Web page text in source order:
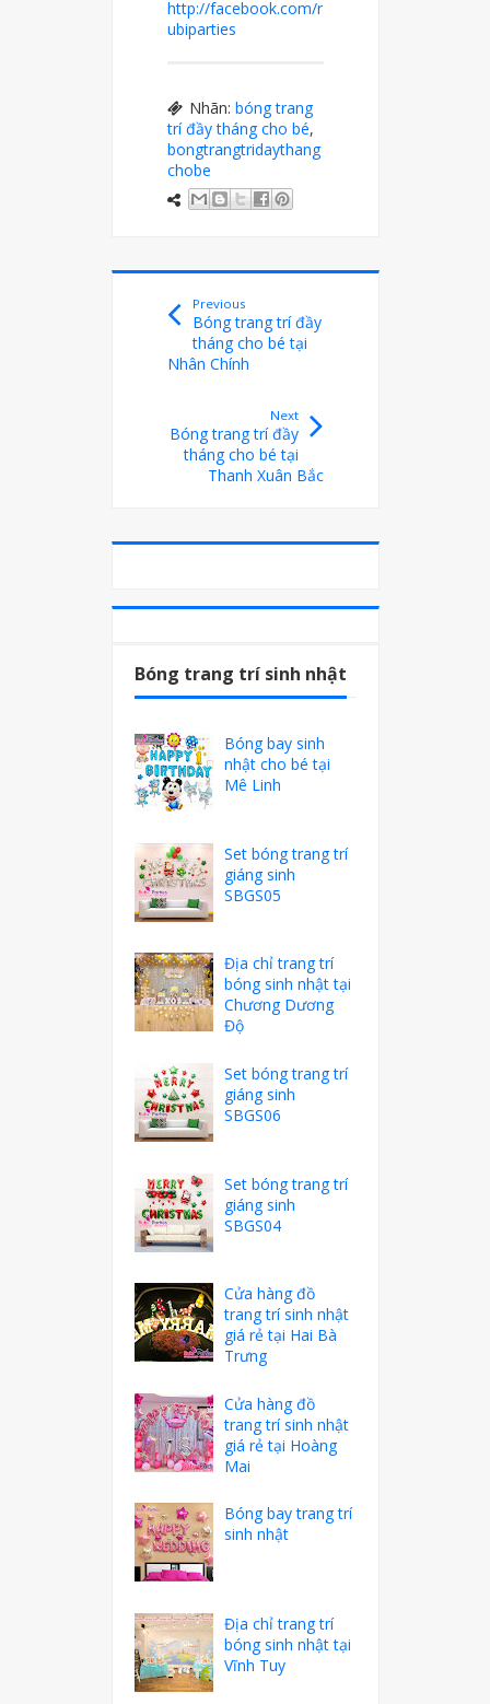
http://facebook.com/r
ubiparties
Nhãn: bóng trang
trí đầy tháng cho bé,
bongtrangtridaythang
chobe
Previous
Bóng trang trí đầy
tháng cho bé tại
Nhân Chính
Next
Bóng trang trí đầy
tháng cho bé tại
Thanh Xuân Bắc
Bóng trang trí sinh nhật
Bóng bay sinh
nhật cho bé tại
Mê Linh
Set bóng trang trí
giáng sinh
SBGS05
Địa chỉ trang trí
bóng sinh nhật tại
Chương Dương
Độ
Set bóng trang trí
giáng sinh
SBGS06
Set bóng trang trí
giáng sinh
SBGS04
Cửa hàng đồ
trang trí sinh nhật
giá rẻ tại Hai Bà
Trưng
Cửa hàng đồ
trang trí sinh nhật
giá rẻ tại Hoàng
Mai
Bóng bay trang trí
sinh nhật
Địa chỉ trang trí
bóng sinh nhật tại
Vĩnh Tuy